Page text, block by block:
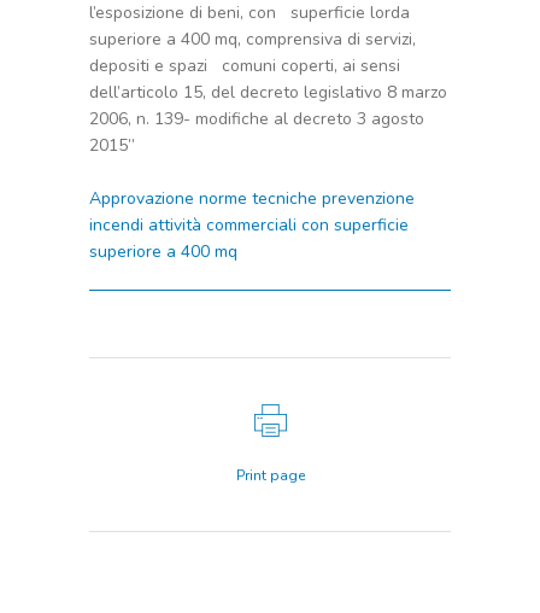
l’esposizione di beni, con superficie lorda
superiore a 400 mq, comprensiva di servizi,
depositi e spazi comuni coperti, ai sensi
dell’articolo 15, del decreto legislativo 8 marzo
2006, n. 139- modifiche al decreto 3 agosto
2015”
Approvazione norme tecniche prevenzione
incendi attività commerciali con superficie
superiore a 400 mq
Print page